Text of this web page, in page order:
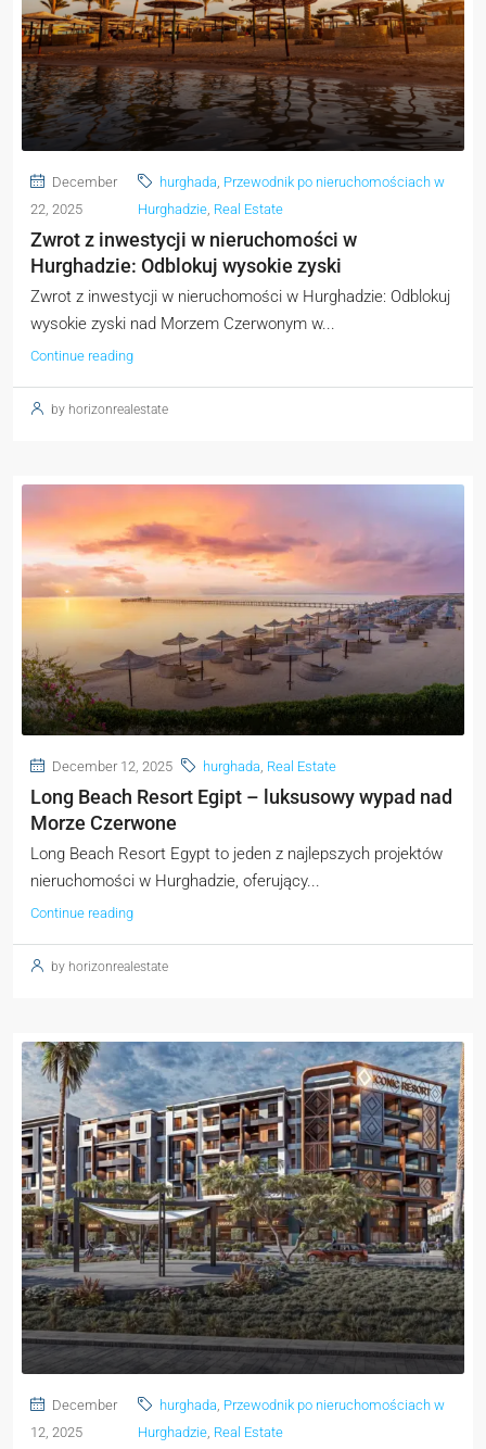
December
22, 2025
hurghada, Przewodnik po nieruchomościach w
Hurghadzie, Real Estate
Zwrot z inwestycji w nieruchomości w
Hurghadzie: Odblokuj wysokie zyski
Zwrot z inwestycji w nieruchomości w Hurghadzie: Odblokuj
wysokie zyski nad Morzem Czerwonym w...
Continue reading
by horizonrealestate
December 12, 2025 hurghada Real Estate
Long Beach Resort Egipt – luksusowy wypad nad
Morze Czerwone
Long Beach Resort Egypt to jeden z najlepszych projektów
nieruchomości w Hurghadzie, oferujący...
Continue reading
by horizonrealestate
December
12, 2025
hurghada Przewodnik po nieruchomościach w
Hurghadzie Real Estate